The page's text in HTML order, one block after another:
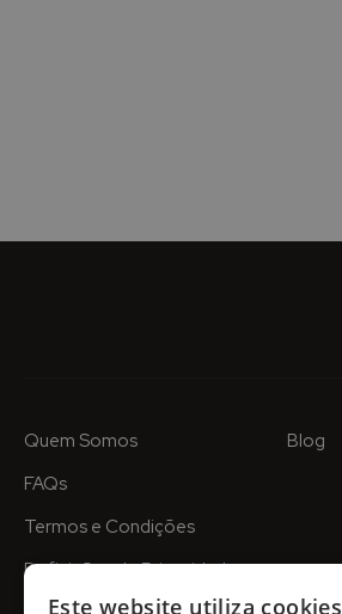
Quem Somos
FAQs
Termos e Condições
Definições de Privacidade
Blog
Este website utiliza cookies